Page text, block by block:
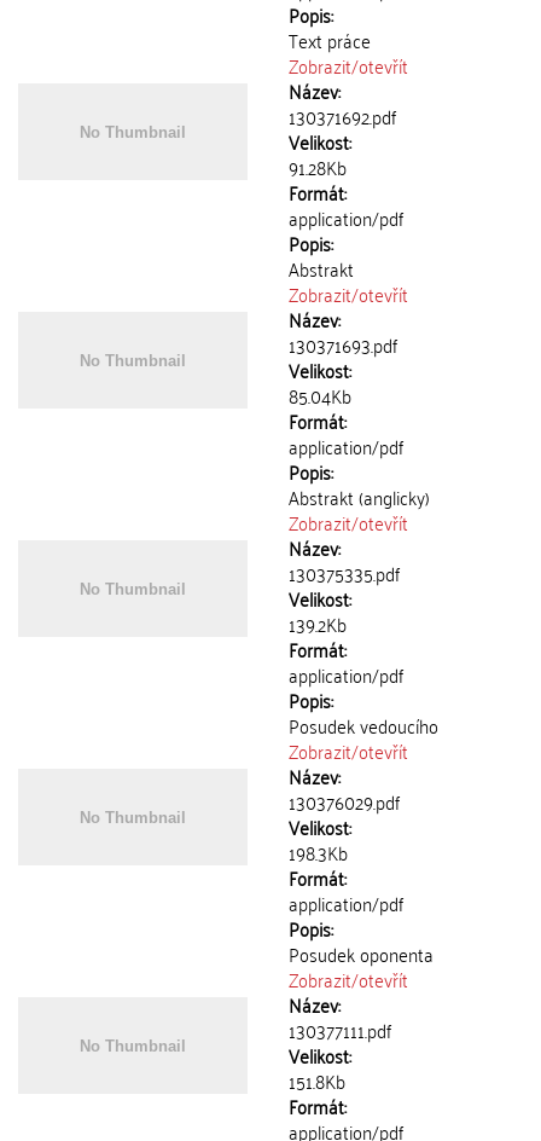
Popis:
Text práce
Zobrazit/otevřít
Název:
130371692.pdf
Velikost:
91.28Kb
Formát:
application/pdf
Popis:
Abstrakt
Zobrazit/otevřít
Název:
130371693.pdf
Velikost:
85.04Kb
Formát:
application/pdf
Popis:
Abstrakt (anglicky)
Zobrazit/otevřít
Název:
130375335.pdf
Velikost:
139.2Kb
Formát:
application/pdf
Popis:
Posudek vedoucího
Zobrazit/otevřít
Název:
130376029.pdf
Velikost:
198.3Kb
Formát:
application/pdf
Popis:
Posudek oponenta
Zobrazit/otevřít
Název:
130377111.pdf
Velikost:
151.8Kb
Formát:
application/pdf